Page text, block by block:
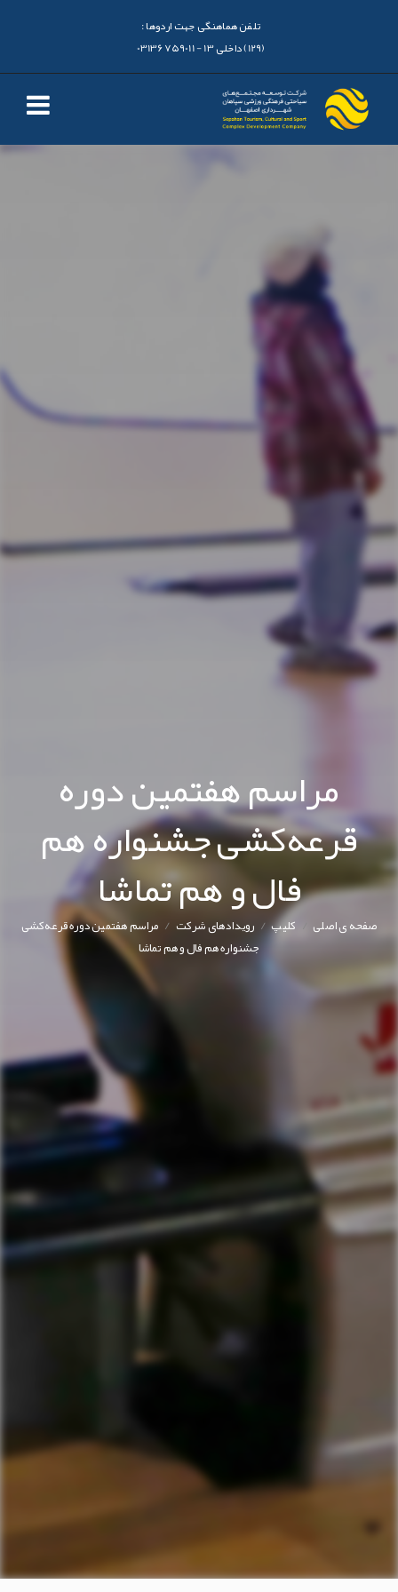
تلفن هماهنگی جهت اردوها :
مراسم هفتمین دوره
قرعه‌کشی جشنواره هم
فال و هم تماشا
صفحه ی اصلی/ کليپ/رویدادهای شرکت/ مراسم هفتمین دوره قرعه‌کشی
جشنواره هم فال و هم تماشا